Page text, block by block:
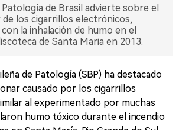
Patología de Brasil advierte sobre el
los cigarrillos electrónicos,
la inhalación de humo en el
de Santa Maria en 2013.
de Patología (SBP) ha destacado
causado por los cigarrillos
al experimentado por muchas
humo tóxico durante el incendio